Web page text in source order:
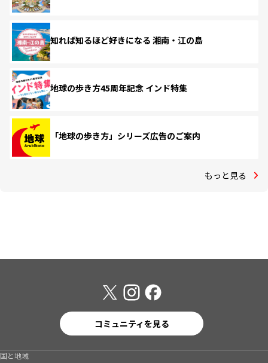
知れば知るほど好きになる 湘南・江の島
地球の歩き方45周年記念 インド特集
「地球の歩き方」シリーズ広告のご案内
もっと見る
コミュニティを見る
国と地域